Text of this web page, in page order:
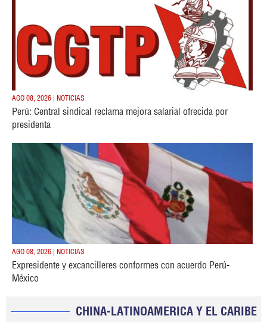
AGO 08, 2026 | NOTICIAS
Perú: Central sindical reclama mejora salarial ofrecida por
presidenta
AGO 08, 2026 | NOTICIAS
Expresidente y excancilleres conformes con acuerdo Perú-
México
CHINA-LATINOAMERICA Y EL CARIBE